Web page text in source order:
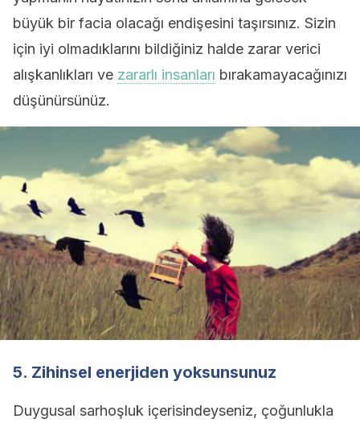
büyük bir facia olacağı endişesini taşırsınız. Sizin
için iyi olmadıklarını bildiğiniz halde zarar verici
alışkanlıkları ve zararlı insanları bırakamayacağınızı
düşünürsünüz.
5. Zihinsel enerjiden yoksunsunuz
Duygusal sarhoşluk içerisindeyseniz, çoğunlukla